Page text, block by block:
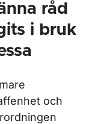
råd
i bruk
och